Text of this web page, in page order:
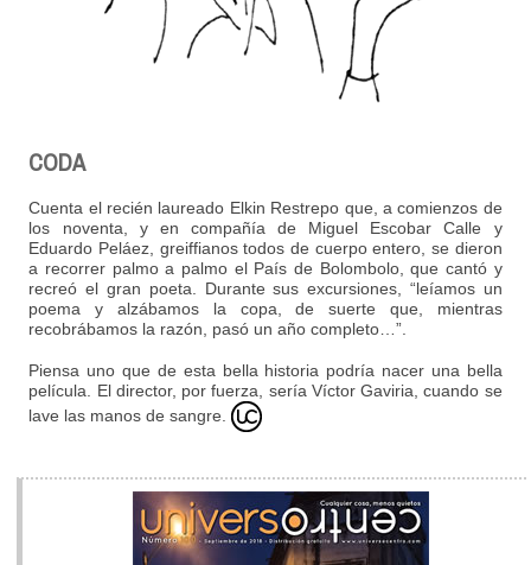
CODA
Cuenta el recién laureado Elkin Restrepo que, a comienzos de
los noventa, y en compañía de Miguel Escobar Calle y
Eduardo Peláez, greiffianos todos de cuerpo entero, se dieron
a recorrer palmo a palmo el País de Bolombolo, que cantó y
recreó el gran poeta. Durante sus excursiones, “leíamos un
poema y alzábamos la copa, de suerte que, mientras
recobrábamos la razón, pasó un año completo…”.
Piensa uno que de esta bella historia podría nacer una bella
película. El director, por fuerza, sería Víctor Gaviria, cuando se
lave las manos de sangre.